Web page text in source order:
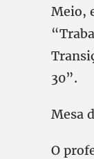
Meio,
30”.
Mesa
O